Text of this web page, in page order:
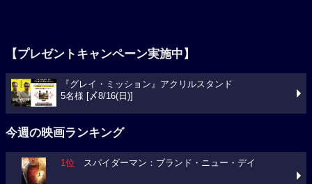
【プレゼントキャンペーン実施中】
『グレイ・ミッション』アクリルスタンド
5名様 [〆8/16(日)]
今週の映画ランキング
1位 スパイダーマン：ブランド・ニュー・デイ